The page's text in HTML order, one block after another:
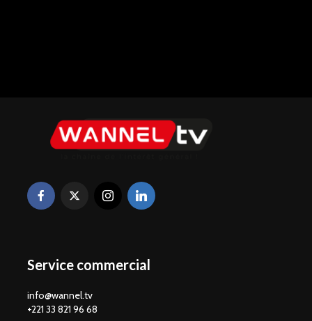
Service commercial
info@wannel.tv
+221 33 821 96 68